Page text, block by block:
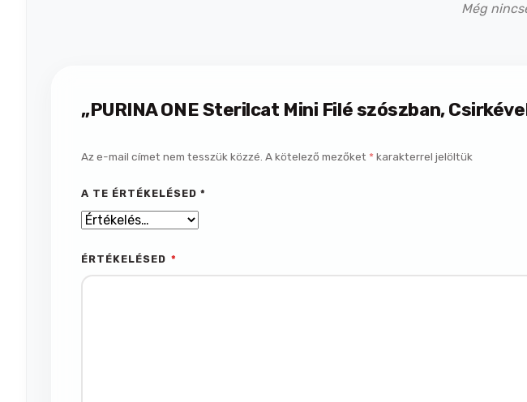
Még
„PURINA ONE Sterilcat Mini Filé szószban,
Az e-mail címet nem tesszük közzé. A kötelező mezőket *karakterrel jelöltük
A TE ÉRTÉKELÉSED*
ÉRTÉKELÉSED *